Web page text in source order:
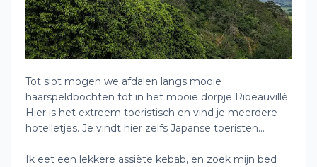
Tot slot mogen we afdalen langs mooie
haarspeldbochten tot in het mooie dorpje Ribeauvillé.
Hier is het extreem toeristisch en vind je meerdere
hotelletjes. Je vindt hier zelfs Japanse toeristen...
Ik eet een lekkere assiète kebab, en zoek mijn bed